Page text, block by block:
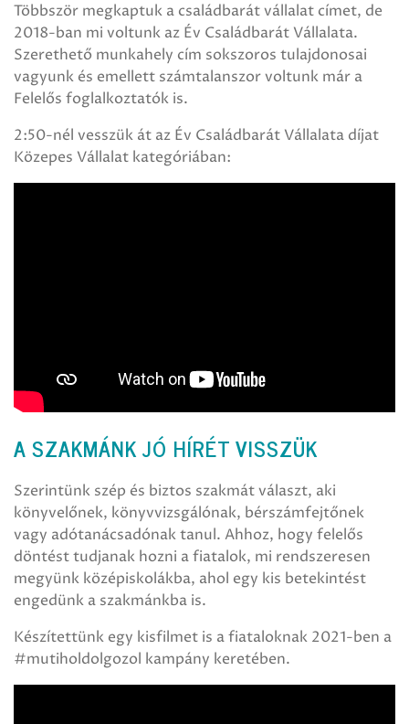
Többször megkaptuk a családbarát vállalat címet, de
2018-ban mi voltunk az Év Családbarát Vállalata.
Szerethető munkahely cím sokszoros tulajdonosai
vagyunk és emellett számtalanszor voltunk már a
Felelős foglalkoztatók is.
2:50-nél vesszük át az Év Családbarát Vállalata díjat
Közepes Vállalat kategóriában:
A SZAKMÁNK JÓ HÍRÉT VISSZÜK
Szerintünk szép és biztos szakmát választ, aki
könyvelőnek, könyvvizsgálónak, bérszámfejtőnek
vagy adótanácsadónak tanul. Ahhoz, hogy felelős
döntést tudjanak hozni a fiatalok, mi rendszeresen
megyünk középiskolákba, ahol egy kis betekintést
engedünk a szakmánkba is.
Készítettünk egy kisfilmet is a fiataloknak 2021-ben a
#mutiholdolgozol kampány keretében.